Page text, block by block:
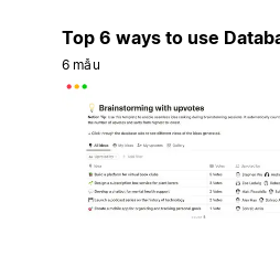
Top 6 ways to use
6 mẫu